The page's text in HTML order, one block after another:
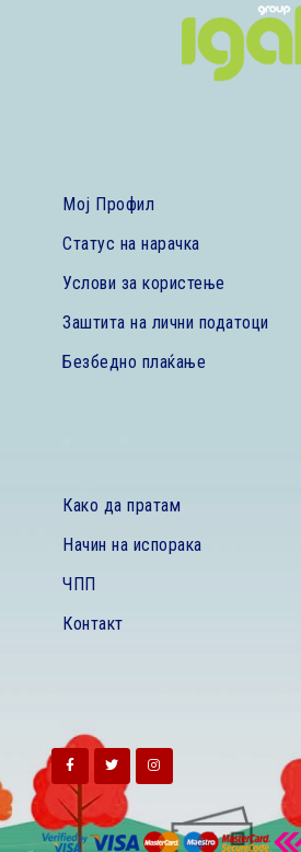
Мој Профил
Статус на нарачка
Услови за користење
Заштита на лични податоци
Безбедно плаќање
Како да пратам
Начин на испорака
ЧПП
Контакт